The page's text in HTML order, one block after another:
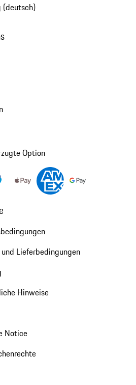
(deutsch)
Option
Lieferbedingungen
Hinweise
Notice